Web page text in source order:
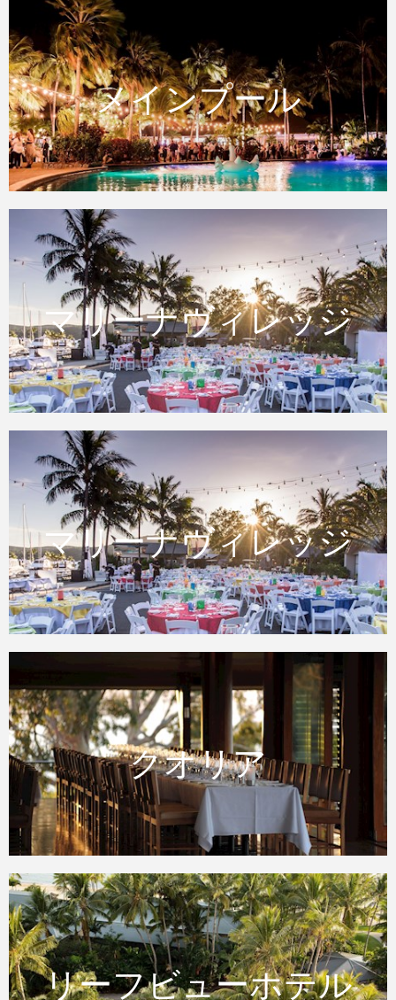
メインプール
メインプール
マリーナヴィレッジ
マリーナヴィレッジ
マリーナヴィレッジ
マリーナヴィレッジ
クオリア
クオリア
リーフビューホテル
リーフビューホテル